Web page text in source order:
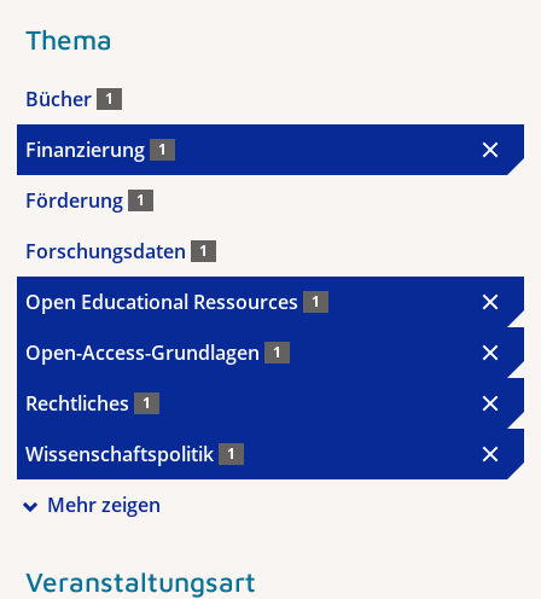
Thema
Bücher 1
Finanzierung 1
Förderung 1
Forschungsdaten 1
Open Educational Ressources 1
Open-Access-Grundlagen 1
Rechtliches 1
Wissenschaftspolitik 1
Mehr zeigen
Veranstaltungsart